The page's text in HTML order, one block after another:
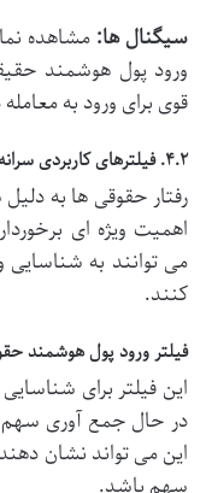
سیگنال ها: مشاهده
ورود پول هوشمند
قوی برای ورود به
۴.۲. فیلترهای کاربردی سرانه خرید حقوقی
رفتار حقوقی ها به
اهمیت ویژه ای
می توانند به
کنند.
فیلتر ورود پول هوشمند
این فیلتر برای
در حال جمع آوری سهم
این می تواند نشان